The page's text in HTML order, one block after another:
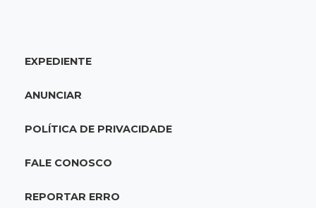
Indústria da construção impulsiona MS e abre
regulação do SUS em MS
07:15Dourados
EXPEDIENTE
ANUNCIAR
POLÍTICA DE PRIVACIDADE
FALE CONOSCO
REPORTAR ERRO